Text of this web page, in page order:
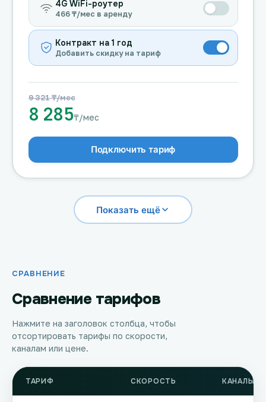
4G WiFi-роутер
466 ₸/мес в аренду
Контракт на 1 год
Добавить скидку на тариф
9 321 ₸/мес
8 285₸/мес
Подключить тариф
Показать ещё
СРАВНЕНИЕ
Сравнение тарифов
Нажмите на заголовок столбца, чтобы
отсортировать тарифы по скорости,
каналам или цене.
ТАРИФ СКОРОСТЬ КАНАЛЫ